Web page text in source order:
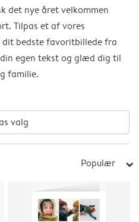
det nye året velkommen
Tilpas et af vores
dit bedste favoritbillede fra
egen tekst og glæd dig til
familie.
valg
Populær arrow_right